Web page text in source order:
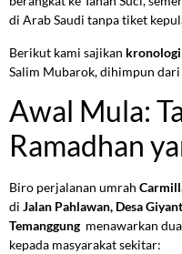
di Arab Saudi tanpa tiket
Berikut kami sajikan
Salim Mubarok, dihimpun
Awal Mula:
Ramadhan
Biro perjalanan umrah
di Jalan Pahlawan, Desa
Temanggung menawarkan
kepada masyarakat sekitar: